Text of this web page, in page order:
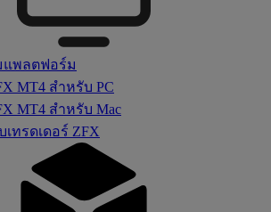
แพลตฟอร์ม
MT4 สำหรับ PC
MT4 สำหรับ Mac
เทรดเดอร์ ZFX